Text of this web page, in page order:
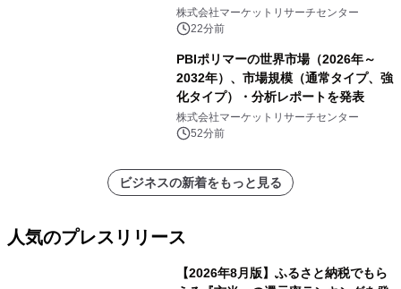
ー、溶接式ウォークインチャンバ
ー）・分析レポートを発表
株式会社マーケットリサーチセンター
22分前
PBIポリマーの世界市場（2026年～
2032年）、市場規模（通常タイプ、強
化タイプ）・分析レポートを発表
株式会社マーケットリサーチセンター
52分前
ビジネスの新着をもっと見る
人気のプレスリリース
【2026年8月版】ふるさと納税でもら